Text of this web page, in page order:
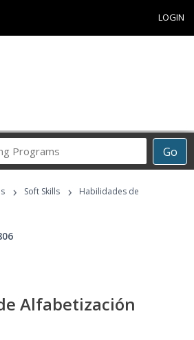
LOGIN
Go
Career
Programs
› Soft Skills ›
Habilidades de
Alfabetización